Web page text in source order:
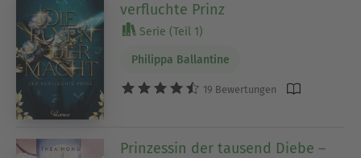
verfluchte Prinz
Serie (Teil 1)
Philippa Ballantine
19 Bewertungen
Prinzessin der tausend Diebe –